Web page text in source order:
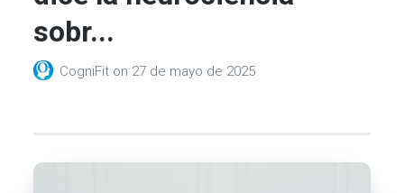
sobr...
CogniFit on 27 de mayo de 2025